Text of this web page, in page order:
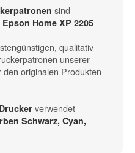
sind
Home XP 2205
qualitativ
unserer
originalen Produkten
verwendet
Schwarz, Cyan,